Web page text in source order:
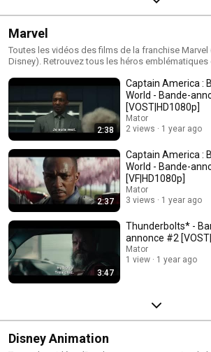
Marvel
Toutes les vidéos des films de la franchise Marvel
Disney). Retrouvez tous les héros emblématiques
2:38
Captain America :
World - Bande-
[VOST|HD1080p]
Mator
2 views
1 year ago
2:37
Captain America :
World - Bande-
[VF|HD1080p]
Mator
3 views
1 year ago
3:47
Thunderbolts* -
annonce #2
Mator
1 view
1 year ago
Disney Animation